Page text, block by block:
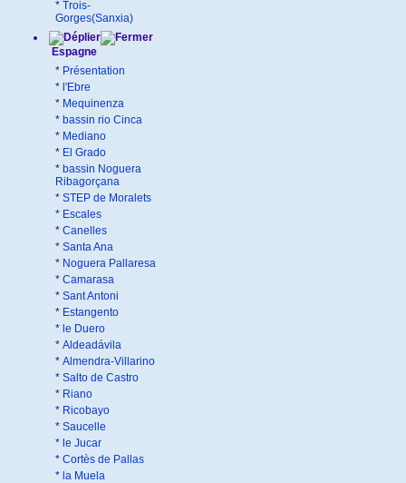
* Trois-
Gorges(Sanxia)
Espagne
* Présentation
* l'Ebre
* Mequinenza
* bassin rio Cinca
* Mediano
* El Grado
* bassin Noguera
Ribagorçana
* STEP de Moralets
* Escales
* Canelles
* Santa Ana
* Noguera Pallaresa
* Camarasa
* Sant Antoni
* Estangento
* le Duero
* Aldeadávila
* Almendra-Villarino
* Salto de Castro
* Riano
* Ricobayo
* Saucelle
* le Jucar
* Cortès de Pallas
* la Muela